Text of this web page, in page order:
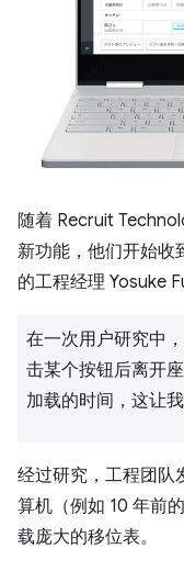
随着 Recruit
新功能，他们开始收
的工程经理 Yosuke
在一次用户研究中
击某个按钮后离开
加载的时间，这让
经过研究，工程团队
算机（例如 10 年前
载庞大的移位表。